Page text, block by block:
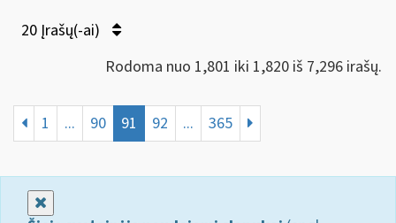
20 Įrašų(-ai)
Rodoma nuo 1,801 iki 1,820 iš 7,296 irašų.
1 ... 90 91 92 ... 365